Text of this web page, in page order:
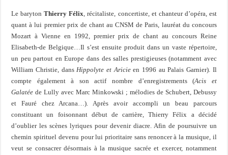
Le barytonThierry Félix, récitaliste, concertiste, et chanteur d’opéra, est
quant à lui premier prix de chant au CNSM de Paris, lauréat du concours
Mozart à Vienne en 1992, premier prix de chant au concours Reine
Elisabeth-de Belgique…Il s’est ensuite produit dans un vaste répertoire,
un peu partout en Europe dans des salles prestigieuses (notamment avec
William Christie, dansHippolyte et Aricieen 1996 au Palais Garnier). Il
compte également à son actif nombre d’enregistrements (Acis et
Galatée de Lully avec Marc Minkowski ; mélodies de Schubert, Debussy
et Fauré chez Arcana…). Après avoir accompli un beau parcours
constituant un foisonnant début de carrière, Thierry Félix a décidé
d’oublier les scènes lyriques pour devenir diacre. Afin de poursuivre un
chemin spirituel devenu pour lui prioritaire sans renoncer à la musique, il
veut se consacrer désormais à la musique sacrée et exercer, notamment